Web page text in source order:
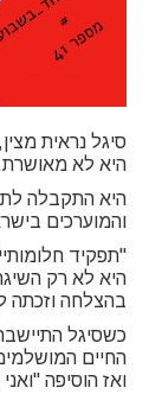
סיגל נראית
היא לא
היא התקבלה
והמוערכים
"תפקיד
היא לא רק
בהצלחה וזכתה
כשסיגל
החיים
ואז הוסיפה